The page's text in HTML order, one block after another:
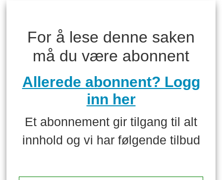
For å lese denne saken
må du være abonnent
Allerede abonnent? Logg
inn her
Et abonnement gir tilgang til alt
innhold og vi har følgende tilbud